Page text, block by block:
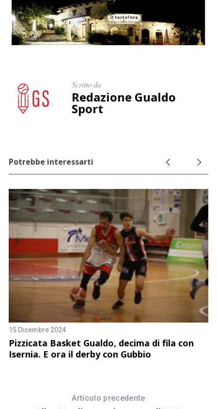
Scritto da
Redazione Gualdo
Sport
Potrebbe interessarti
15 Dicembre 2024
Pizzicata Basket Gualdo, decima di fila con
Isernia. E ora il derby con Gubbio
Articolo precedente